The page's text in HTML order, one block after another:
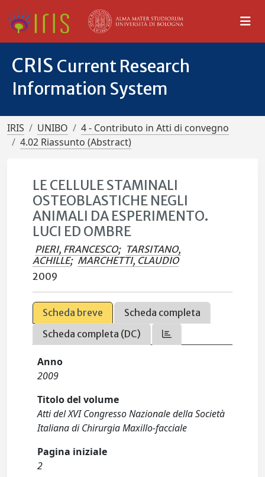
CRIS Current Research
Information System
IRIS UNIBO
4 - Contributo in Atti di convegno
4.02 Riassunto (Abstract)
LE CELLULE STAMINALI
OSTEOBLASTICHE NEGLI
ANIMALI DA ESPERIMENTO.
LUCI ED OMBRE
PIERI, FRANCESCO; TARSITANO,
ACHILLE; MARCHETTI, CLAUDIO
2009
Scheda breve
Scheda completa
Scheda completa (DC)
Anno
2009
Titolo del volume
Atti del XVI Congresso Nazionale della Società
Italiana di Chirurgia Maxillo-facciale
Pagina iniziale
2